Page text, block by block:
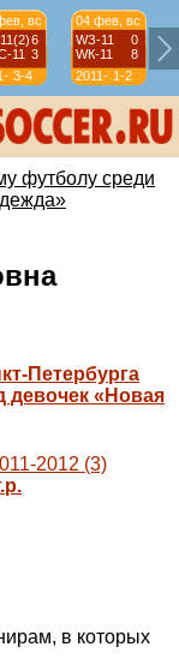
вс
6
11 3
3-4
04 фев, вс
WЗ-11
0
WК-11
8
2011-
12
1-2
футболу среди
Петербурга
девочек «Новая
2012 (3)
в которых